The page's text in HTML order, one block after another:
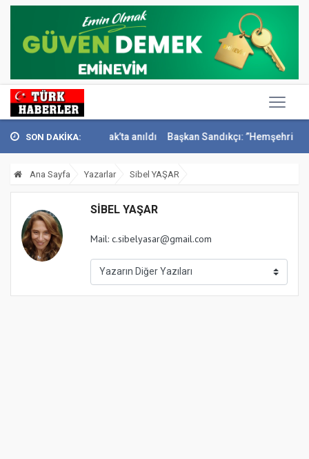
SON DAKİKA:
İsmail Sivri Konak’ta anıldı Başkan Sandıkçı:
Ana Sayfa Yazarlar Sibel YAŞAR
SIBEL YAŞAR
Mail: c.sibelyasar@gmail.com